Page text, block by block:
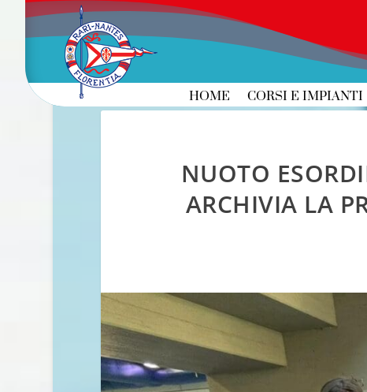
HOME CORSI E IMPIANTI
NUOTO
ARCHIVIA LA